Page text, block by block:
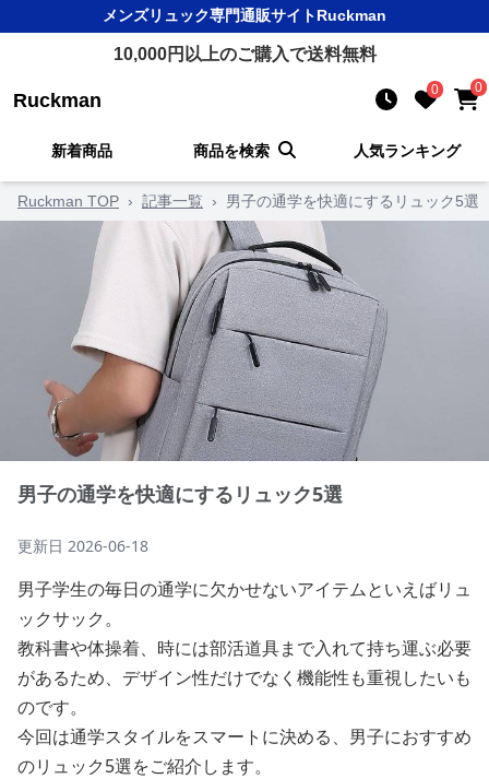
メンズリュック専門通販サイトRuckman
10,000円以上のご購入で送料無料
Ruckman 0 0
新着商品 商品を検索 人気ランキング
Ruckman TOP › 記事一覧 › 男子の通学を快適にするリュック5選
男子の通学を快適にするリュック5選
更新日 2026-06-18
男子学生の毎日の通学に欠かせないアイテムといえばリュ
ックサック。
教科書や体操着、時には部活道具まで入れて持ち運ぶ必要
があるため、デザイン性だけでなく機能性も重視したいも
のです。
今回は通学スタイルをスマートに決める、男子におすすめ
のリュック5選をご紹介します。